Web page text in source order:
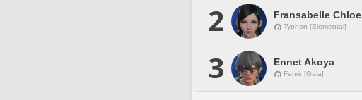
2 Fransabelle Chloe
Typhon [Elemental]
3 Ennet Akoya
Fenrir [Gaia]